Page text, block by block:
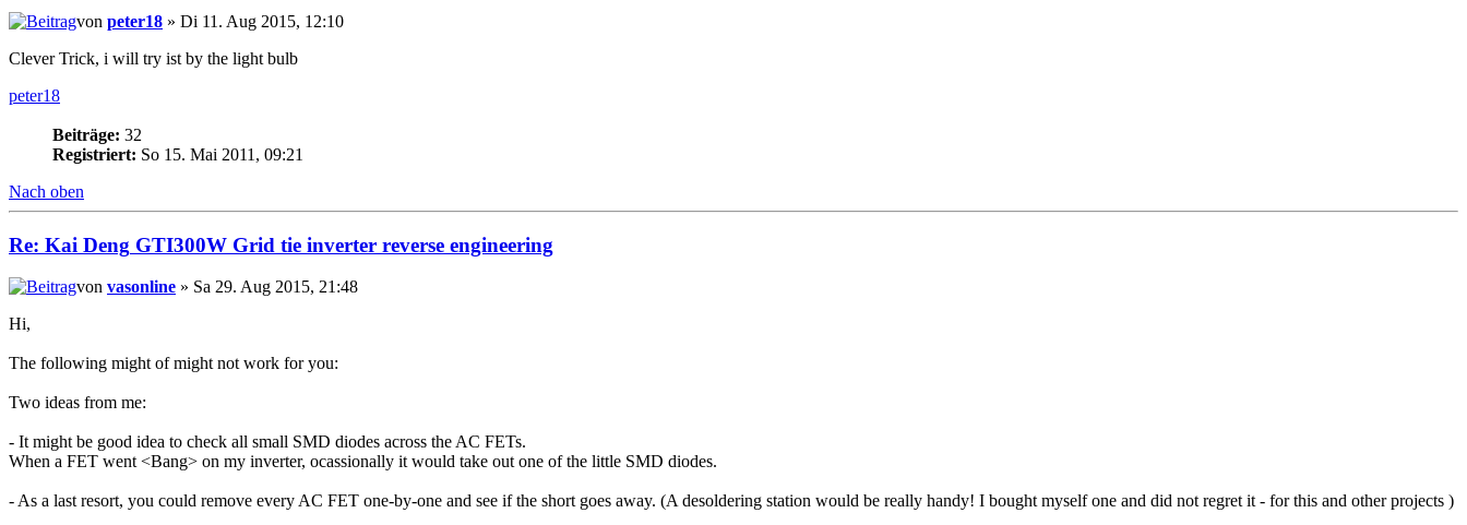
von peter18 » Di 11. Aug 2015, 12:10
Clever Trick, i will try ist by the light bulb
peter18
Beiträge: 32
Registriert: So 15. Mai 2011, 09:21
Nach oben
Re: Kai Deng GTI300W Grid tie inverter reverse engineering
von vasonline » Sa 29. Aug 2015, 21:48
Hi,
The following might of might not work for you:
Two ideas from me:
- It might be good idea to check all small SMD diodes across the AC FETs.
When a FET went <Bang> on my inverter, ocassionally it would take out one of the little SMD diodes.
- As a last resort, you could remove every AC FET one-by-one and see if the short goes away. (A desoldering station would be really handy! I bought myself one and did not regret it - for this and other projects )